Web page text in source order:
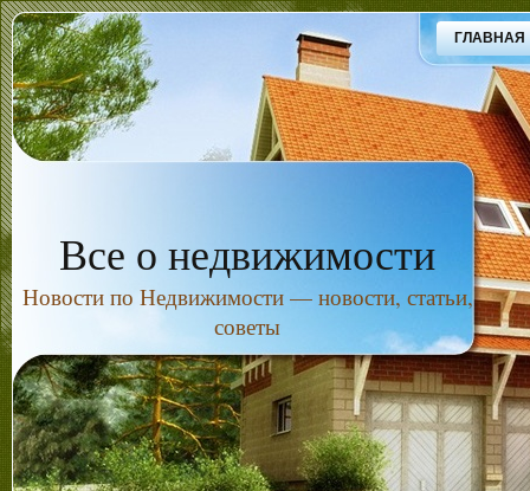
Все о недвижимости
Новости по Недвижимости — новости, статьи,
советы
ГЛАВНАЯ